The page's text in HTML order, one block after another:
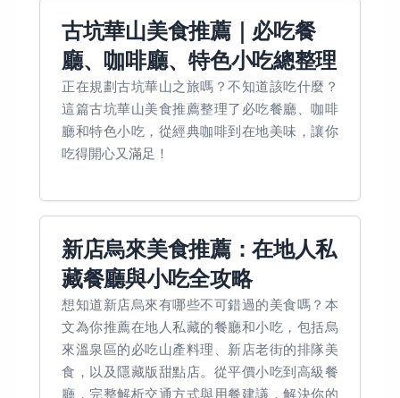
古坑華山美食推薦｜必吃餐
廳、咖啡廳、特色小吃總整理
正在規劃古坑華山之旅嗎？不知道該吃什麼？
這篇古坑華山美食推薦整理了必吃餐廳、咖啡
廳和特色小吃，從經典咖啡到在地美味，讓你
吃得開心又滿足！
新店烏來美食推薦：在地人私
藏餐廳與小吃全攻略
想知道新店烏來有哪些不可錯過的美食嗎？本
文為你推薦在地人私藏的餐廳和小吃，包括烏
來溫泉區的必吃山產料理、新店老街的排隊美
食，以及隱藏版甜點店。從平價小吃到高級餐
廳，完整解析交通方式與用餐建議，解決你的